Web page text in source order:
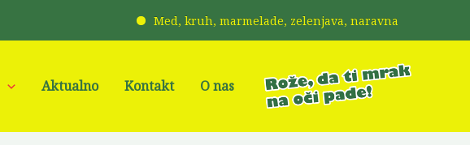
Med, kruh, marmelade, zelenjava, naravna kozmetika, kravji sir,
Aktualno Kontakt O nas